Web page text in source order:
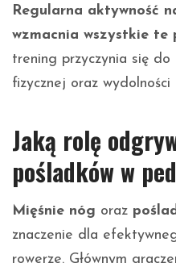
Regularna aktywność
wzmacnia wszystkie te
trening przyczynia się
fizycznej oraz wydolności
Jaką rolę
pośladków w
Mięśnie nóg oraz
znaczenie dla
rowerze. Głównym